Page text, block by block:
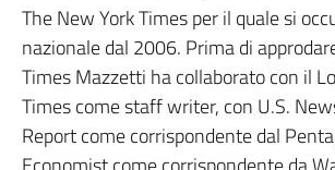
The New York Times per il quale si
nazionale dal 2006. Prima di
Times Mazzetti ha collaborato con il
Times come staff writer, con U.S.
Report come corrispondente dal